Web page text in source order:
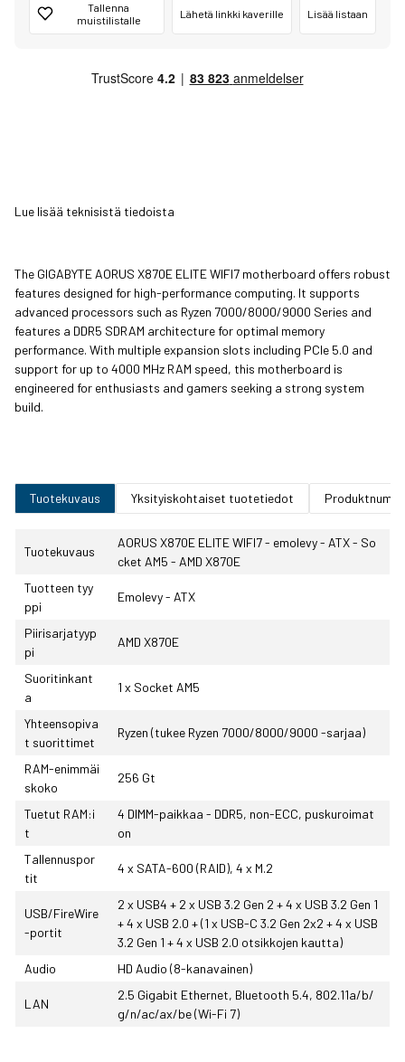
Tallenna
muistilistalle
Lähetä linkki kaverille Lisää listaan
Lue lisää teknisistä tiedoista
The GIGABYTE AORUS X870E ELITE WIFI7 motherboard offers robust
features designed for high-performance computing. It supports
advanced processors such as Ryzen 7000/8000/9000 Series and
features a DDR5 SDRAM architecture for optimal memory
performance. With multiple expansion slots including PCIe 5.0 and
support for up to 4000 MHz RAM speed, this motherboard is
engineered for enthusiasts and gamers seeking a strong system
build.
Tuotekuvaus Yksityiskohtaiset tuotetiedot
Tuotekuvaus
AORUS X870E ELITE WIFI7 - emolevy - ATX - So
cket AM5 - AMD X870E
Tuotteen tyy
ppi
Emolevy - ATX
Piirisarjatyyp
pi
AMD X870E
Suoritinkant
a
1 x Socket AM5
Yhteensopiva
t suorittimet
Ryzen (tukee Ryzen 7000/8000/9000 -sarjaa)
RAM-enimmäi
skoko
256 Gt
Tuetut RAM:i
t
4 DIMM-paikkaa - DDR5, non-ECC, puskuroimat
on
Tallennuspor
tit
4 x SATA-600 (RAID), 4 x M.2
USB/FireWire
-portit
2 x USB4 + 2 x USB 3.2 Gen 2 + 4 x USB 3.2 Gen 1
+ 4 x USB 2.0 + (1 x USB-C 3.2 Gen 2x2 + 4 x USB
3.2 Gen 1 + 4 x USB 2.0 otsikkojen kautta)
Audio
HD Audio (8-kanavainen)
LAN
2.5 Gigabit Ethernet, Bluetooth 5.4, 802.11a/b/
g/n/ac/ax/be (Wi-Fi 7)